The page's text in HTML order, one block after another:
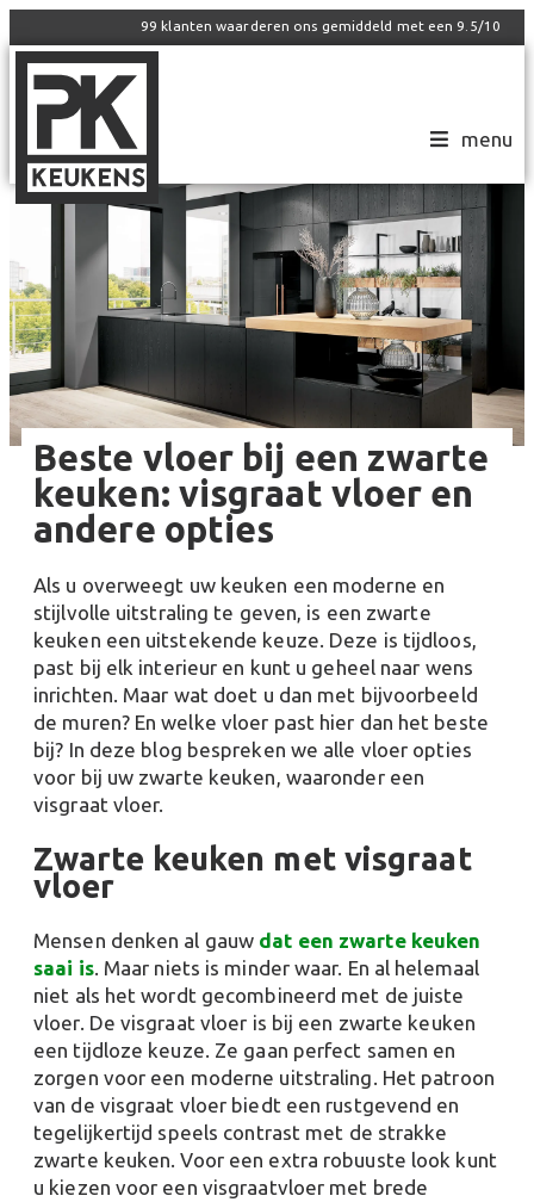
99 klanten waarderen ons gemiddeld met een9.5/10
menu
Beste vloer bij een zwarte
keuken: visgraat vloer en
andere opties
Als u overweegt uw keuken een moderne en
stijlvolle uitstraling te geven, is een zwarte
keuken een uitstekende keuze. Deze is tijdloos,
past bij elk interieur en kunt u geheel naar wens
inrichten. Maar wat doet u dan met bijvoorbeeld
de muren? En welke vloer past hier dan het beste
bij? In deze blog bespreken we alle vloer opties
voor bij uw zwarte keuken, waaronder een
visgraat vloer.
Zwarte keuken met visgraat
vloer
Mensen denken al gauw dat een zwarte keuken
saai is. Maar niets is minder waar. En al helemaal
niet als het wordt gecombineerd met de juiste
vloer. De visgraat vloer is bij een zwarte keuken
een tijdloze keuze. Ze gaan perfect samen en
zorgen voor een moderne uitstraling. Het patroon
van de visgraat vloer biedt een rustgevend en
tegelijkertijd speels contrast met de strakke
zwarte keuken. Voor een extra robuuste look kunt
u kiezen voor een visgraatvloer met brede